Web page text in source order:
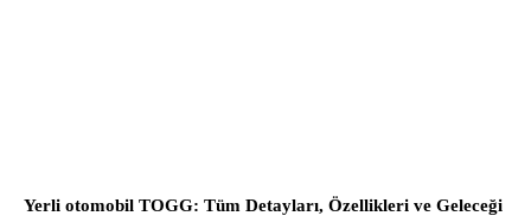
Yerli otomobil TOGG: Tüm Detayları, Özellikleri ve Geleceği